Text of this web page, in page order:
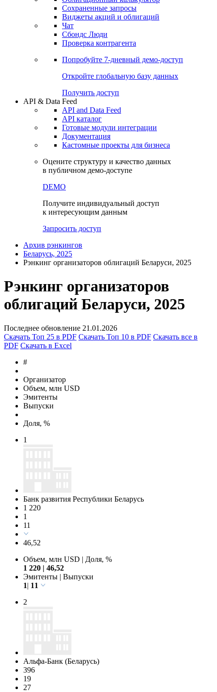
Сохраненные запросы
Виджеты акций и облигаций
Чат
Сбондс Люди
Проверка контрагента
Попробуйте 7-дневный демо-доступ
Откройте глобальную базу данных
Получить доступ
API & Data Feed
API and Data Feed
API каталог
Готовые модули интеграции
Документация
Кастомные проекты для бизнеса
Оцените структуру и качество данных
в публичном демо-доступе
DEMO
Получите индивидуальный доступ
к интересующим данным
Запросить доступ
Архив рэнкингов
Беларусь, 2025
Рэнкинг организаторов облигаций Беларуси, 2025
Рэнкинг организаторов
облигаций Беларуси, 2025
Последнее обновление 21.01.2026
Скачать Топ 25 в PDF Скачать Топ 10 в PDF Скачать все в
PDF Скачать в Excel
#
Организатор
Объем, млн USD
Эмитенты
Выпуски
Доля, %
1
Банк развития Республики Беларусь
1 220
1
11
46,52
Объем, млн USD | Доля, %
1 220 | 46,52
Эмитенты | Выпуски
1| 11
2
Альфа-Банк (Беларусь)
396
19
27